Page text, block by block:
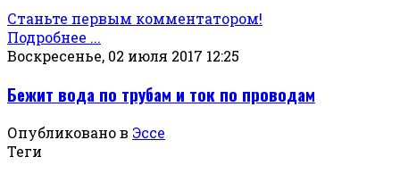
Станьте первым комментатором!
Подробнее ...
Воскресенье, 02 июля 2017 12:25
Бежит вода по трубам и ток по проводам
Опубликовано в Эссе
Теги